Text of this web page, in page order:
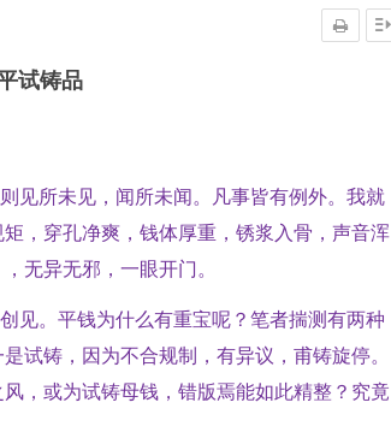
试铸品
见所未见，闻所未闻。凡事皆有例外。我就
，穿孔净爽，钱体厚重，锈浆入骨，声音浑
无异无邪，一眼开门。
见。平钱为什么有重宝呢？笔者揣测有两种
试铸，因为不合规制，有异议，甫铸旋停。
，或为试铸母钱，错版焉能如此精整？究竟